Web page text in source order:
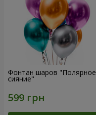
Фонтан шаров "Полярное
сияние"